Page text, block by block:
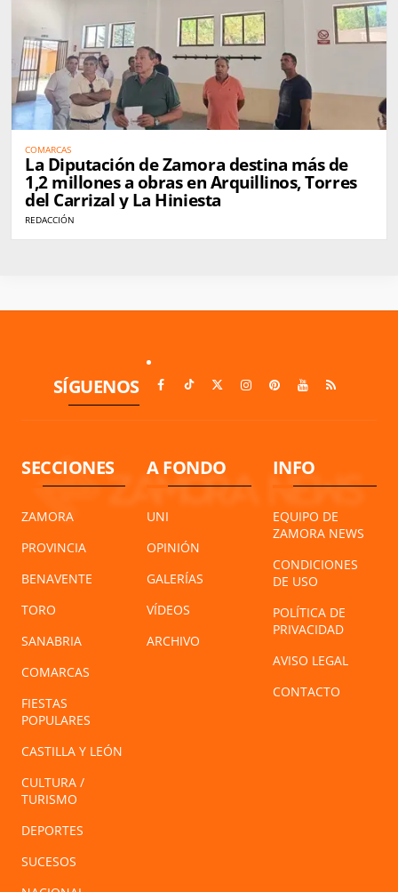
COMARCAS
La Diputación de Zamora destina más de
1,2 millones a obras en Arquillinos, Torres
del Carrizal y La Hiniesta
REDACCIÓN
SÍGUENOS
SECCIONES
ZAMORA
PROVINCIA
BENAVENTE
TORO
SANABRIA
COMARCAS
FIESTAS
POPULARES
CASTILLA Y LEÓN
CULTURA /
TURISMO
DEPORTES
SUCESOS
A FONDO
UNI
OPINIÓN
GALERÍAS
VÍDEOS
ARCHIVO
INFO
EQUIPO DE
ZAMORA NEWS
CONDICIONES
DE USO
POLÍTICA DE
PRIVACIDAD
AVISO LEGAL
CONTACTO